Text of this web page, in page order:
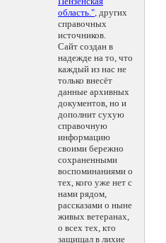
область.", других
справочных
источников.
Сайт создан в
надежде на то, что
каждый из нас не
только внесёт
данные архивных
документов, но и
дополнит сухую
справочную
информацию
своими бережно
сохраненными
воспоминаниями о
тех, кого уже нет с
нами рядом,
рассказами о ныне
живых ветеранах,
о всех тех, кто
защищал в лихие